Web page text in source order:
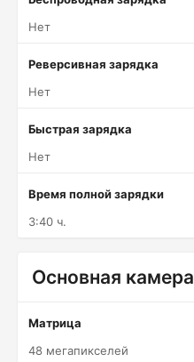
Нет
Реверсивная зарядка
Нет
Быстрая зарядка
Нет
Время полной зарядки
3:40 ч.
Основная камера
Матрица
48 мегапикселей